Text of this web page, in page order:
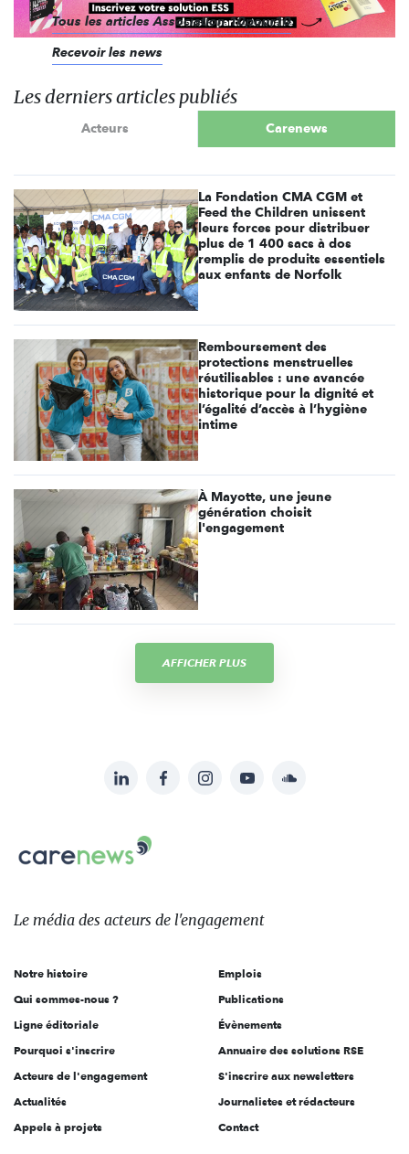
Tous les articles Association 10pour10
Recevoir les news
Les derniers articles publiés
Acteurs Carenews
La Fondation CMA CGM et
Feed the Children unissent
leurs forces pour distribuer
plus de 1 400 sacs à dos
remplis de produits essentiels
aux enfants de Norfolk
Remboursement des
protections menstruelles
réutilisables : une avancée
historique pour la dignité et
l’égalité d’accès à l’hygiène
intime
À Mayotte, une jeune
génération choisit
l'engagement
AFFICHER PLUS
sur:
LinkedInFacebookInstagramYouTubeSoundcloud
Carenews,
Le
des
l'engagement
Le média des acteurs de l'engagement
Notre histoire
Qui sommes-nous ?
Ligne éditoriale
Pourquoi s'inscrire
Acteurs de l'engagement
Actualités
Appels à projets
Emplois
Publications
Évènements
Annuaire des solutions RSE
S'inscrire aux newsletters
Journalistes et rédacteurs
Contact